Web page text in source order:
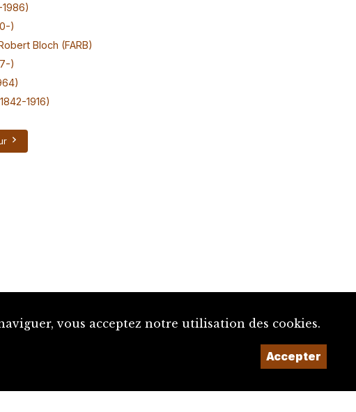
1986)
)
Bloch (FARB)
)
1916)
Un projet de la
vous acceptez notre utilisation des cookies.
Accepter